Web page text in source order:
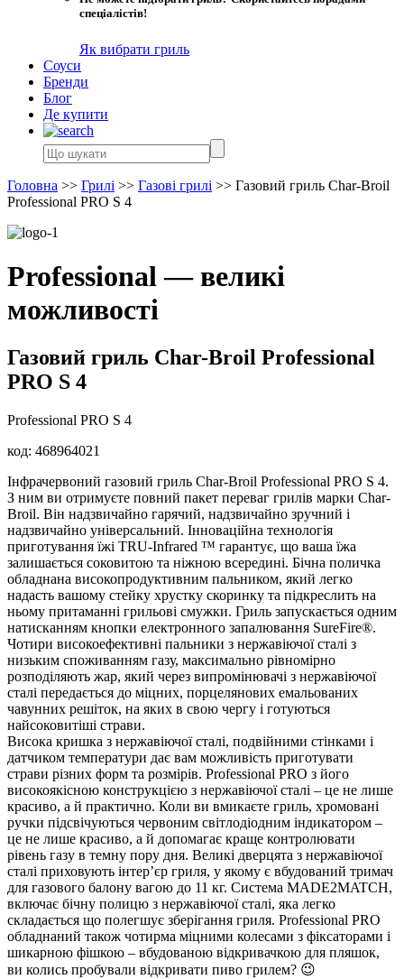
спеціалістів!
Як вибрати гриль
Соуси
Бренди
Блог
Де купити
Головна >> Грилі >> Газові грилі >> Газовий гриль Char-Broil
Professional PRO S 4
Professional — великі
можливості
Газовий гриль Char-Broil Professional
PRO S 4
Professional PRO S 4
код: 468964021
Інфрачервоний газовий гриль Char-Broil Professional PRO S 4.
З ним ви отримуєте повний пакет переваг грилів марки Char-
Broil. Він надзвичайно гарячий, надзвичайно зручний і
надзвичайно універсальний. Інноваційна технологія
приготування їжі TRU-Infrared ™ гарантує, що ваша їжа
залишається соковитою та ніжною всередині. Бічна поличка
обладнана високопродуктивним пальником, який легко
надасть вашому стейку хрустку скоринку та підкреслить на
ньому притаманні грильові смужки. Гриль запускається одним
натисканням кнопки електронного запалювання SureFire®.
Чотири високоефективні пальники з нержавіючої сталі з
низьким споживанням газу, максимально рівномірно
розподіляють жар, який через випромінювачі з нержавіючої
сталі передається до міцних, порцелянових емальованих
чавунних решіток, на яких в свою чергу і готуються
найсоковитіші страви.
Висока кришка з нержавіючої сталі, подвійними стінками і
датчиком температури дає вам можливість приготувати
страви різних форм та розмірів. Professional PRO з його
високоякісною конструкцією з нержавіючої сталі – це не лише
красиво, а й практично. Коли ви вмикаєте гриль, хромовані
ручки підсвічуються червоним світлодіодним індикатором –
це не лише красиво, а й допомагає краще контролювати
рівень газу в темну пору дня. Великі дверцята з нержавіючої
сталі приховують інтер’єр гриля, у якому є вбудований тримач
для газового балону вагою до 11 кг. Система MADE2MATCH,
включає бічну полицю з нержавіючої сталі, яка легко
складається що полегшує зберігання гриля. Professional PRO
обладнаний також чотирма міцними колесами з фіксаторами і
шикарною фішкою – вбудованою відкривачкою для пляшок,
ви колись пробували відкривати пиво грилем? 😉